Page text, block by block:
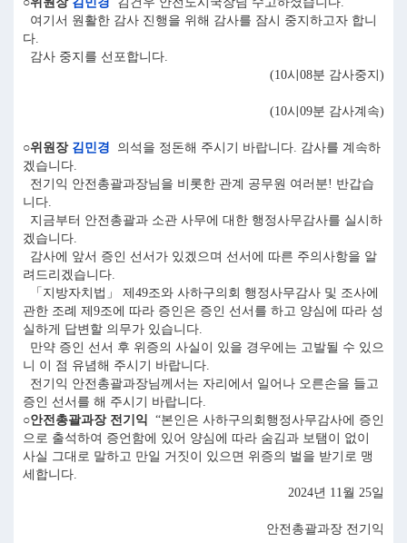
여기서 원활한 감사 진행을 위해 감사를 잠시 중지하고자 합니
다.
감사 중지를 선포합니다.
(10시08분 감사중지)
(10시09분 감사계속)
○위원장 김민경 의석을 정돈해 주시기 바랍니다. 감사를 계속하
겠습니다.
전기익 안전총괄과장님을 비롯한 관계 공무원 여러분! 반갑습
니다.
지금부터 안전총괄과 소관 사무에 대한 행정사무감사를 실시하
겠습니다.
감사에 앞서 증인 선서가 있겠으며 선서에 따른 주의사항을 알
려드리겠습니다.
「지방자치법」 제49조와 사하구의회 행정사무감사 및 조사에
관한 조례 제9조에 따라 증인은 증인 선서를 하고 양심에 따라 성
실하게 답변할 의무가 있습니다.
만약 증인 선서 후 위증의 사실이 있을 경우에는 고발될 수 있으
니 이 점 유념해 주시기 바랍니다.
전기익 안전총괄과장님께서는 자리에서 일어나 오른손을 들고
증인 선서를 해 주시기 바랍니다.
○안전총괄과장 전기익
“본인은 사하구의회행정사무감사에 증인
으로 출석하여 증언함에 있어 양심에 따라 숨김과 보탬이 없이
사실 그대로 말하고 만일 거짓이 있으면 위증의 벌을 받기로 맹
세합니다.
2024년 11월 25일
안전총괄과장 전기익